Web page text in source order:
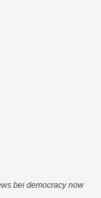
bei democracy now